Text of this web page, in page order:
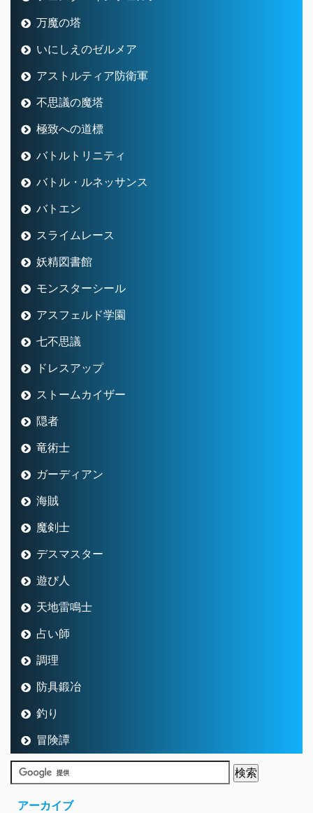
万魔の塔
いにしえのゼルメア
アストルティア防衛軍
不思議の魔塔
極致への道標
バトルトリニティ
バトル・ルネッサンス
バトエン
スライムレース
妖精図書館
モンスターシール
アスフェルド学園
七不思議
ドレスアップ
ストームカイザー
隠者
竜術士
ガーディアン
海賊
魔剣士
デスマスター
遊び人
天地雷鳴士
占い師
調理
防具鍛冶
釣り
冒険譚
アーカイブ